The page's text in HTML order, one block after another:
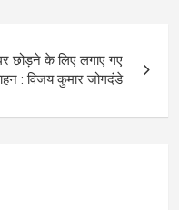
छोड़ने के लिए लगाए गए
: विजय कुमार जोगदंडे